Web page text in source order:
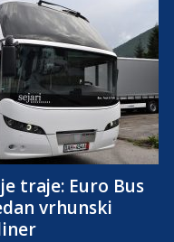
traje: Euro Bus
vrhunski